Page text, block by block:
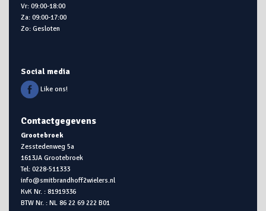
Vr: 09:00-18:00
Za: 09:00-17:00
Zo: Gesloten
Social media
Like ons!
Contactgegevens
Grootebroek
Zesstedenweg 5a
1613JA Grootebroek
Tel: 0228-511333
info@smitbrandhoff2wielers.nl
KvK Nr. : 81919336
BTW Nr. : NL 86 22 69 222 B01